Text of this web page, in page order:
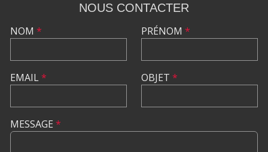
NOUS CONTACTER
NOM *
EMAIL*
PRÉNOM *
OBJET *
MESSAGE *